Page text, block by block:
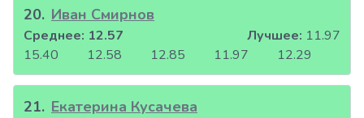
20. Иван Смирнов
15.40 12.58 12.85 11.97 12.29
Среднее: 12.57 Лучшее: 11.97
21. Екатерина Кусачева